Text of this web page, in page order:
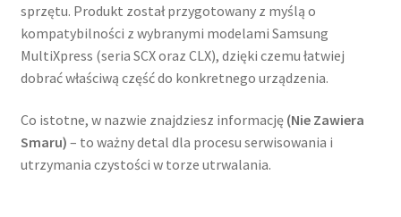
sprzętu. Produkt został przygotowany z myślą o
kompatybilności z wybranymi modelami Samsung
MultiXpress (seria SCX oraz CLX), dzięki czemu łatwiej
dobrać właściwą część do konkretnego urządzenia.
Co istotne, w nazwie znajdziesz informację (Nie Zawiera
Smaru) – to ważny detal dla procesu serwisowania i
utrzymania czystości w torze utrwalania.